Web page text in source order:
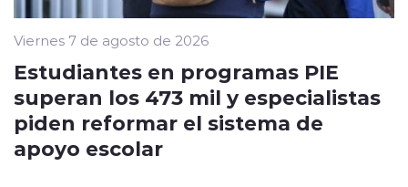
Viernes 7 de agosto de 2026
Estudiantes en programas PIE
superan los 473 mil y especialistas
piden reformar el sistema de
apoyo escolar